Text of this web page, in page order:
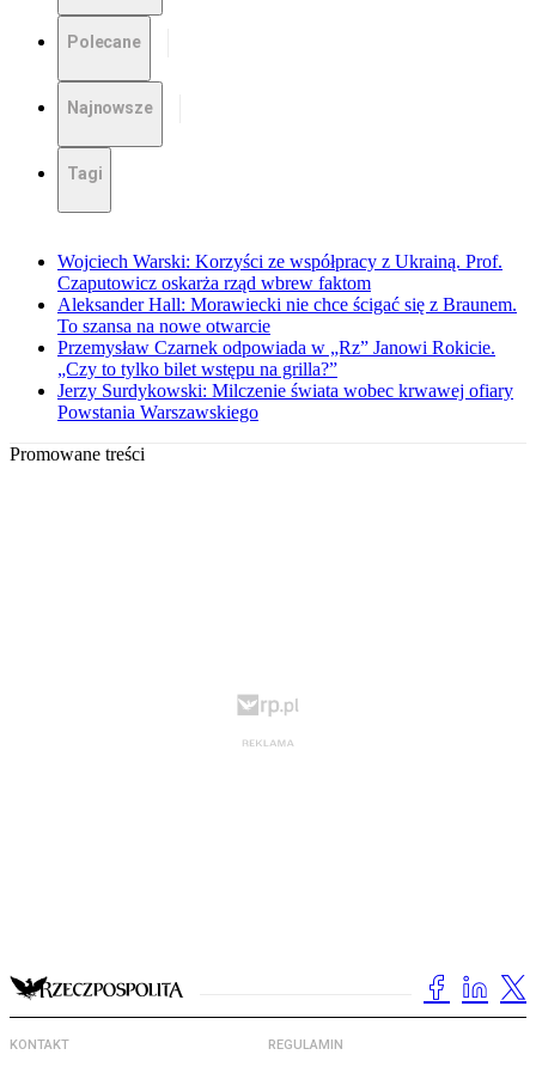
Polecane
Najnowsze
Tagi
Wojciech Warski: Korzyści ze współpracy z Ukrainą. Prof.
Czaputowicz oskarża rząd wbrew faktom
Aleksander Hall: Morawiecki nie chce ścigać się z Braunem.
To szansa na nowe otwarcie
Przemysław Czarnek odpowiada w „Rz” Janowi Rokicie.
„Czy to tylko bilet wstępu na grilla?”
Jerzy Surdykowski: Milczenie świata wobec krwawej ofiary
Powstania Warszawskiego
Promowane treści
KONTAKT REGULAMIN